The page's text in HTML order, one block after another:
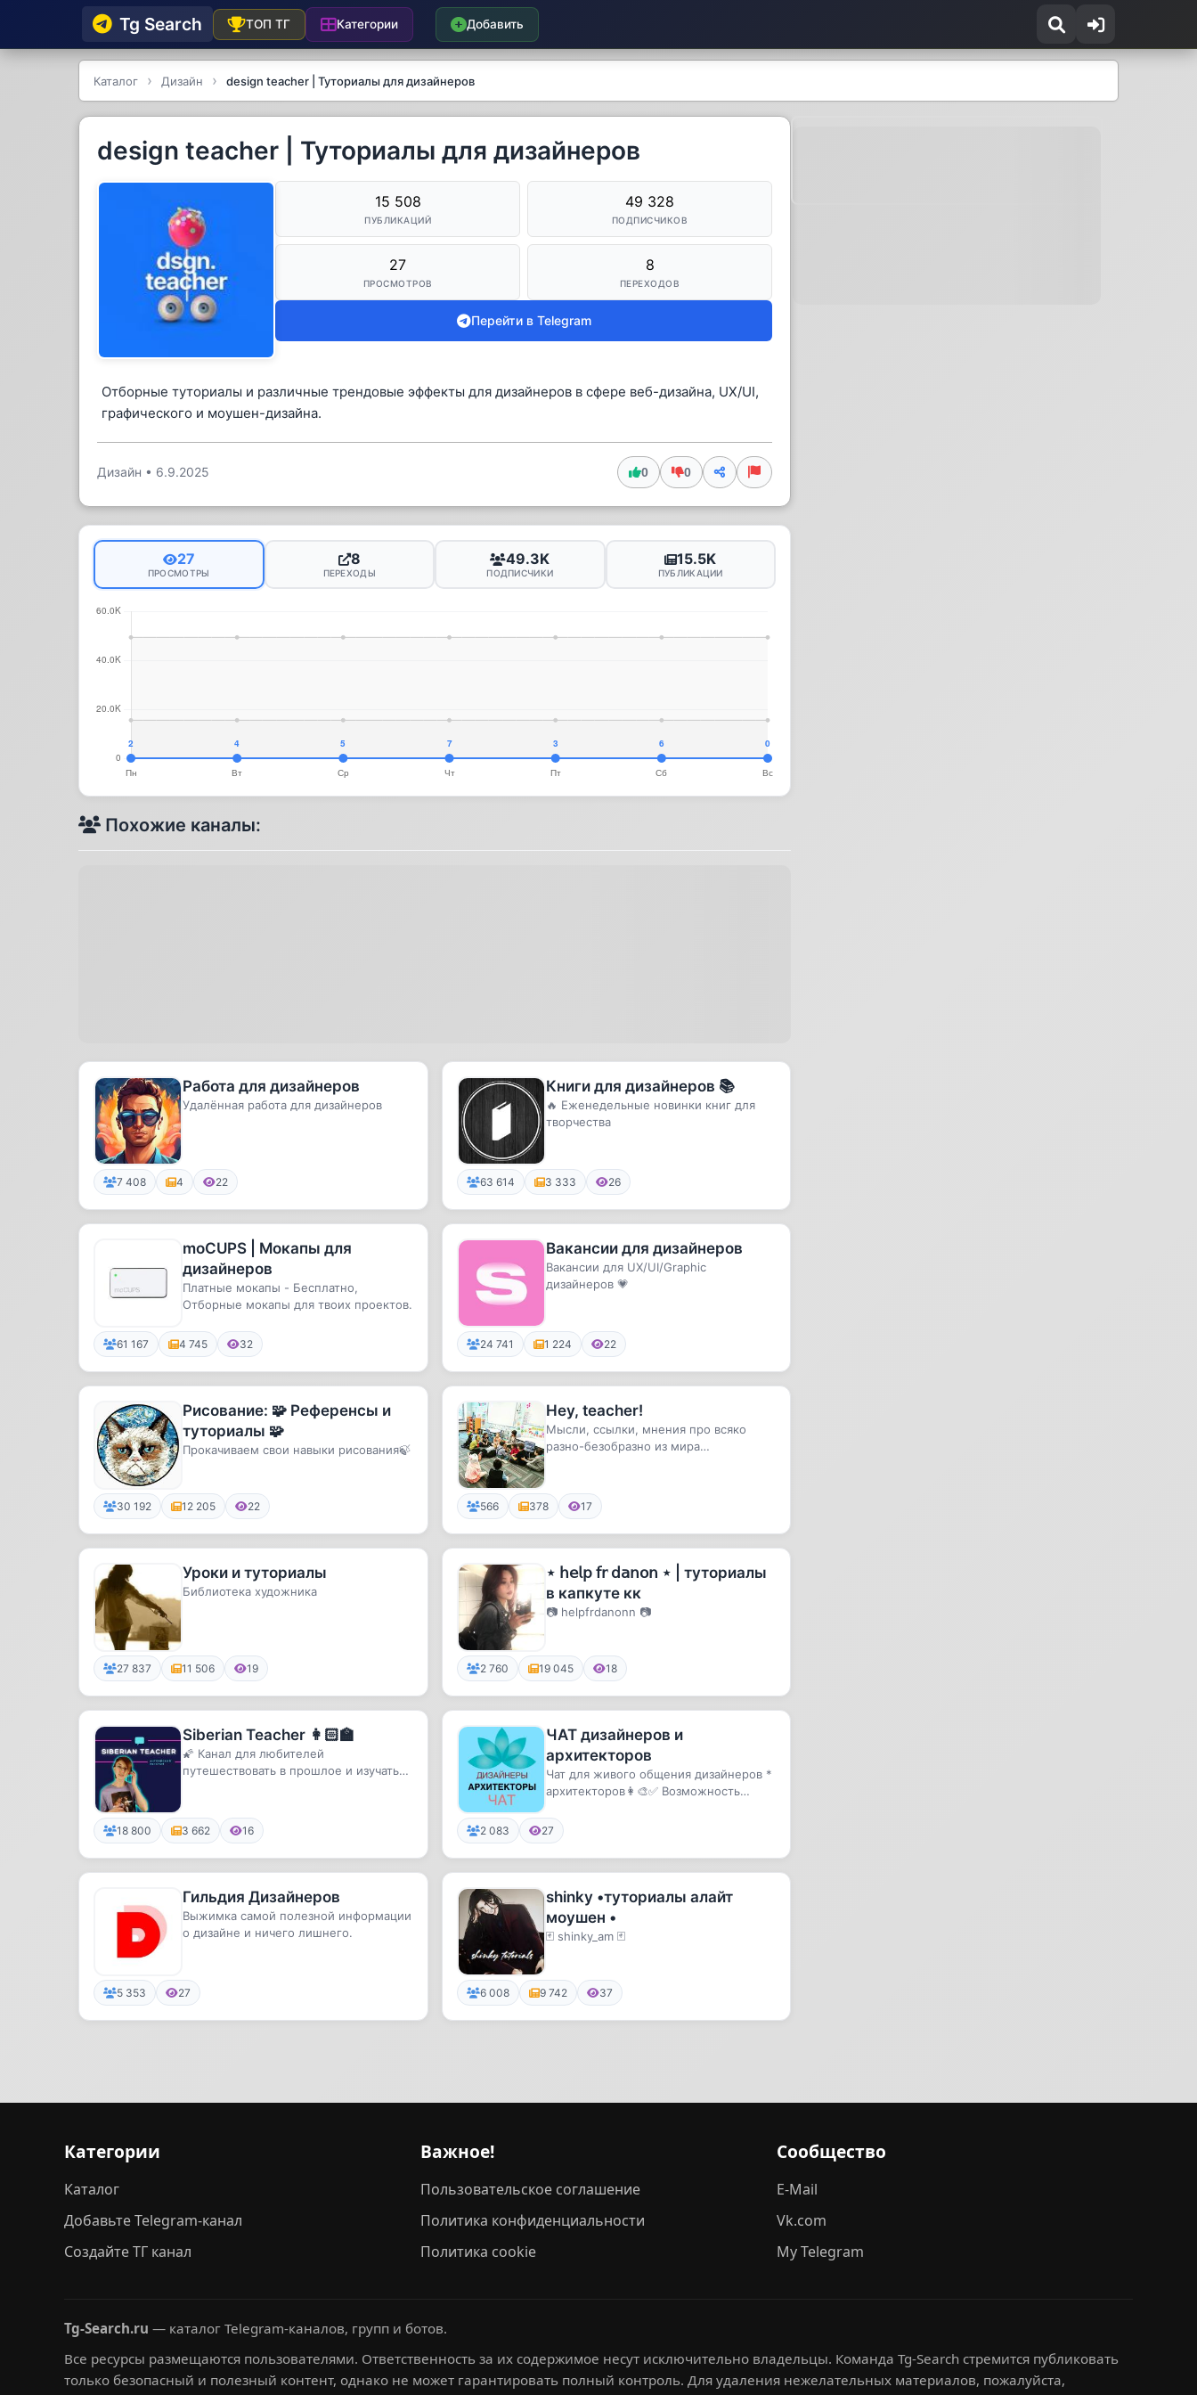
Tg Searсh ТОП ТГ Категории Добавить
Каталог Дизайн design teacher | Туториалы для дизайнеров
design teacher | Туториалы для дизайнеров
15 508
ПУБЛИКАЦИЙ
49 328
ПОДПИСЧИКОВ
27
ПРОСМОТРОВ
8
ПЕРЕХОДОВ
Перейти в Telegram
Отборные туториалы и различные трендовые эффекты для дизайнеров в сфере веб-дизайна, UX/UI,
графического и моушен-дизайна.
Дизайн • 6.9.2025 0 0
27
ПРОСМОТРЫ
8
ПЕРЕХОДЫ
49.3K
ПОДПИСЧИКИ
15.5K
ПУБЛИКАЦИИ
Похожие каналы:
Работа для дизайнеров
Удалённая работа для дизайнеров
7 408 4 22
Книги для дизайнеров 📚
🔥 Еженедельные новинки книг для
творчества
63 614 3 333 26
moCUPS | Мокапы для
дизайнеров
Платные мокапы - Бесплатно,
Отборные мокапы для твоих проектов.
61 167 4 745 32
Вакансии для дизайнеров
Вакансии для UX/UI/Graphic
дизайнеров 💗
24 741 1 224 22
Рисование: 🧩 Референсы и
туториалы 🧩
Прокачиваем свои навыки рисования🍃
30 192 12 205 22
Hey, teacher!
Мысли, ссылки, мнения про всяко
разно-безобразно из мира
566 378 17
Уроки и туториалы
Библиотека художника
27 837 11 506 19
⋆ 𝗁𝖾𝗅𝗉 𝖿𝗋 𝖽𝖺𝗇𝗈𝗇 ⋆ | туториалы
в капкуте кк
📷 helpfrdanonn 📷
2 760 19 045 18
Siberian Teacher 👩🏻‍🏫
🌠 Канал для любителей
путешествовать в прошлое и изучать
18 800 3 662 16
ЧАТ дизайнеров и
архитекторов
Чат для живого общения дизайнеров *
архитекторов👩‍🎨✅ Возможность
2 083 27
Гильдия Дизайнеров
Выжимка самой полезной информации
о дизайне и ничего лишнего.
5 353 27
shinky •туториалы алайт
моушен •
🃏 shinky_am 🃏
6 008 9 742 37
Категории
Каталог
Добавьте Telegram-канал
Создайте ТГ канал
Важное!
Пользовательское соглашение
Политика конфиденциальности
Политика cookie
Сообщество
E-Mail
Vk.com
My Telegram
Tg-Search.ru — каталог Telegram-каналов, групп и ботов.
Все ресурсы размещаются пользователями. Ответственность за их содержимое несут исключительно владельцы. Команда Tg-Search стремится публиковать
только безопасный и полезный контент, однако не может гарантировать полный контроль. Для удаления нежелательных материалов, пожалуйста,